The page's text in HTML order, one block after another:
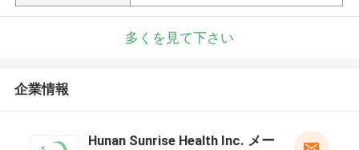
多くを見て下さい
企業情報
Hunan Sunrise Health Inc. メー